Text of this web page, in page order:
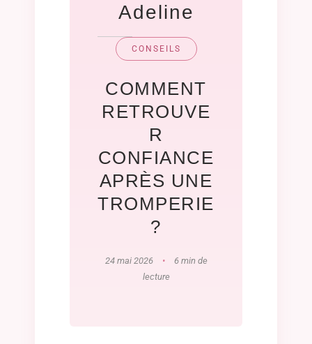
Adeline
CONSEILS
COMMENT
RETROUVE
R
CONFIANCE
APRÈS UNE
TROMPERIE
?
24 mai 2026 •
6 min de
lecture